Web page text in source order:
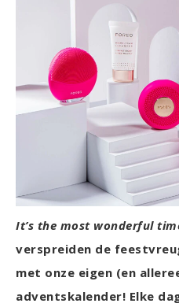
It’s the most wonderful
verspreiden de
met onze eigen (en
adventskalender! Elke